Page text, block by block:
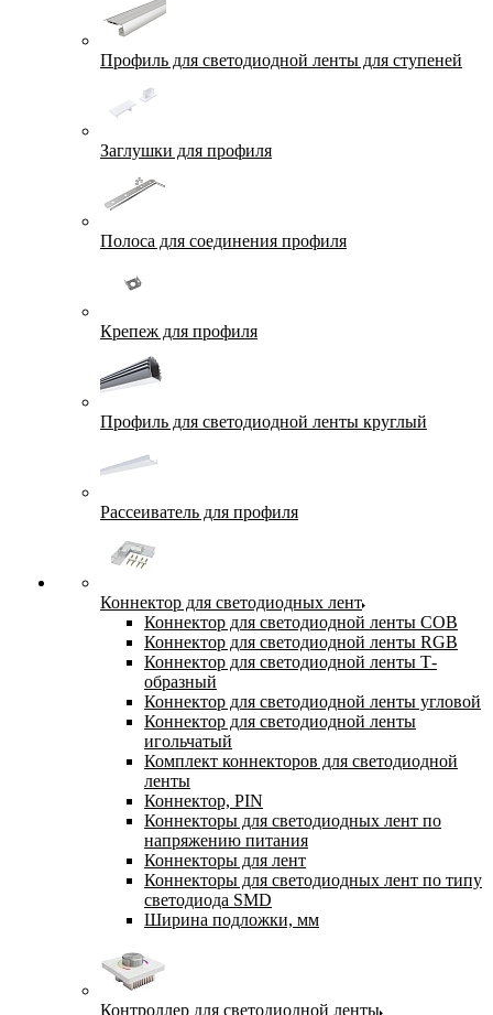
Профиль для светодиодной ленты для ступеней
Заглушки для профиля
Полоса для соединения профиля
Крепеж для профиля
Профиль для светодиодной ленты круглый
Рассеиватель для профиля
Коннектор для светодиодных лент
Коннектор для светодиодной ленты COB
Коннектор для светодиодной ленты RGB
Коннектор для светодиодной ленты Т-
образный
Коннектор для светодиодной ленты угловой
Коннектор для светодиодной ленты
игольчатый
Комплект коннекторов для светодиодной
ленты
Коннектор, PIN
Коннекторы для светодиодных лент по
напряжению питания
Коннекторы для лент
Коннекторы для светодиодных лент по типу
светодиода SMD
Ширина подложки, мм
Контроллер для светодиодной ленты